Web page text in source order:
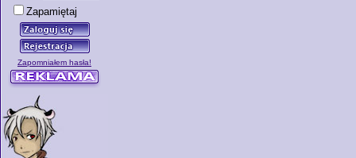
Zapamiętaj
Zapomniałem hasła!